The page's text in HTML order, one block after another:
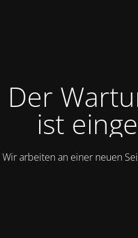
Der
ist
Wir arbeiten an einer neuen